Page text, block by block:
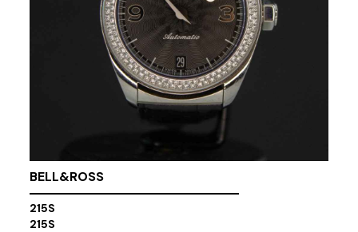
BELL&ROSS
215S
215S